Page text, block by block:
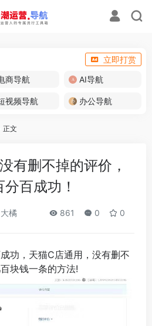
立即打赏
商导航 AI导航
视频导航 办公导航
正文
有删不掉的评价，
百成功！
大橘 861 0 0
功，天猫C店通用，没有删不
块钱一条的方法!